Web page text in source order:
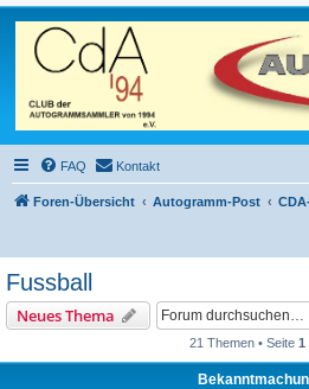
FAQ Kontakt
Foren-Übersicht Autogramm-Post
Fussball
Neues Thema
21 Themen • Seite 1